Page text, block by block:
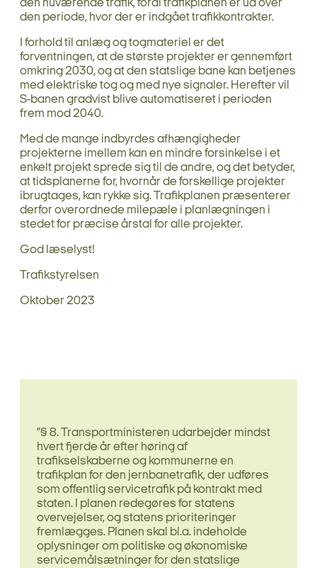
den nuværende trafik, fordi trafikplanen er ud over
den periode, hvor der er indgået trafikkontrakter.
I forhold til anlæg og togmateriel er det
forventningen, at de største projekter er gennemført
omkring 2030, og at den statslige bane kan betjenes
med elektriske tog og med nye signaler. Herefter vil
S-banen gradvist blive automatiseret i perioden
frem mod 2040.
Med de mange indbyrdes afhængigheder
projekterne imellem kan en mindre forsinkelse i et
enkelt projekt sprede sig til de andre, og det betyder,
at tidsplanerne for, hvornår de forskellige projekter
ibrugtages, kan rykke sig. Trafikplanen præsenterer
derfor overordnede milepæle i planlægningen i
stedet for præcise årstal for alle projekter.
God læselyst!
Trafikstyrelsen
Oktober 2023
”§ 8. Transportministeren udarbejder mindst
hvert fjerde år efter høring af
trafikselskaberne og kommunerne en
trafikplan for den jernbanetrafik, der udføres
som offentlig servicetrafik på kontrakt med
staten. I planen redegøres for statens
overvejelser, og statens prioriteringer
fremlægges. Planen skal bl.a. indeholde
oplysninger om politiske og økonomiske
servicemålsætninger for den statslige